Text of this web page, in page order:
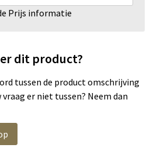
Prijs informatie
dit product?
tussen de product omschrijving
er niet tussen? Neem dan